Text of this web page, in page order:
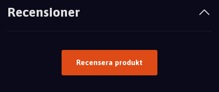
Recensioner
Recensera produkt